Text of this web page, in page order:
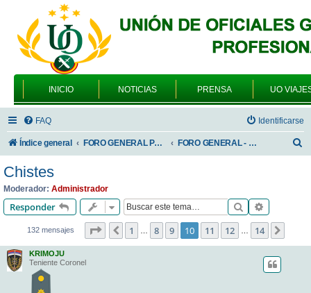
INICIO NOTICIAS PRENSA UO
FAQ Identificarse
Índice general FORO GENERAL PARA TODOS LOS USUARIOS FORO GENERAL - SONRIA, POR FAVOR
Chistes
Moderador: Administrador
Responder Buscar
132 mensajes Página 10de14
Anterior
1 … 8 9 10 11 12 … 14
KRIMOJU
Teniente Coronel